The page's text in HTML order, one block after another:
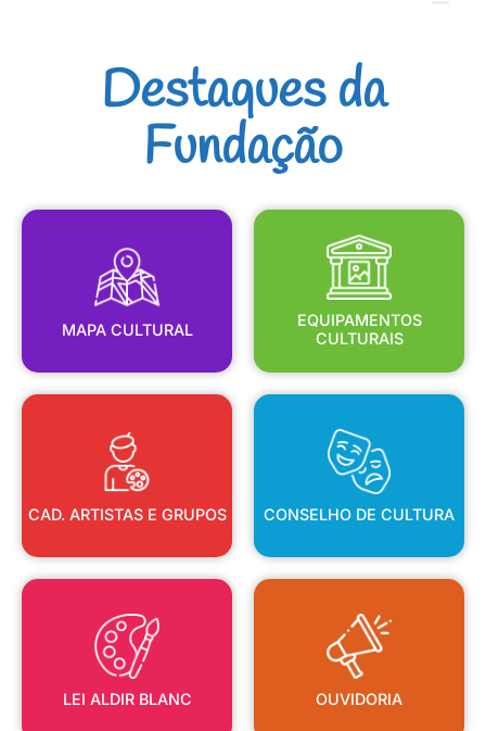
Destaques da
Fundação
MAPA CULTURAL
MAPA CULTURAL
EQUIPAMENTOS
CULTURAIS
EQUIPAMENTOS
CULTURAIS
CAD. ARTISTAS E GRUPOS
CAD. ARTISTAS E GRUPOS
CONSELHO DE CULTURA
CONSELHO DE CULTURA
LEI ALDIR BLANC
LEI ALDIR BLANC
OUVIDORIA
OUVIDORIA